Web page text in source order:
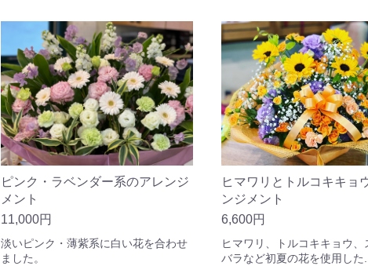
ピンク・ラベンダー系のアレンジ
メント
11,000円
淡いピンク・薄紫系に白い花を合わせ
ました。
ヒマワリとトルコキキョ
ンジメント
6,600円
ヒマワリ、トルコキキョウ、
バラなど初夏の花を使用した...